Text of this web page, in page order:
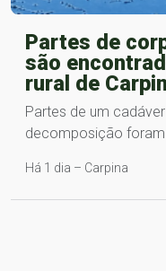
Partes de
são
rural de
Partes de um
decomposição
Há 1 dia – Carpina